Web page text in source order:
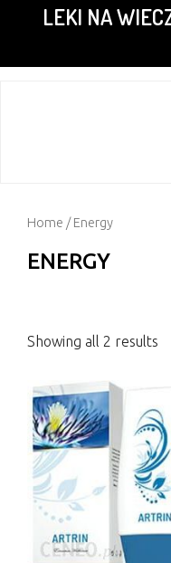
content
LEKI NA
Home / Energy
ENERGY
Showing all 2 results